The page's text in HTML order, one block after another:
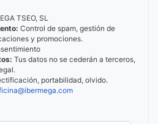
TSEO, SL
Control de spam, gestión de
y promociones.
Tus datos no se cederán a terceros,
portabilidad, olvido.